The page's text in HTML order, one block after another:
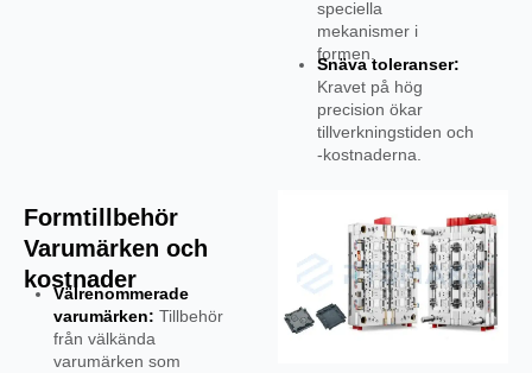
speciella
mekanismer i
formen.
Snäva toleranser:
Kravet på hög
precision ökar
tillverkningstiden och
-kostnaderna.
Formtillbehör
Varumärken och
kostnader
Välrenommerade
varumärken: Tillbehör
från välkända
varumärken som